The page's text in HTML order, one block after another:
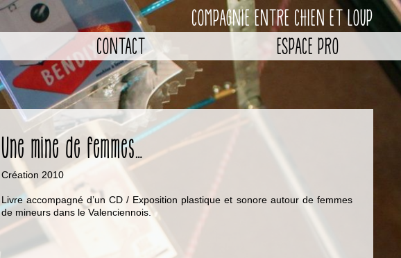
COMPAGNIE ENTRE CHIEN ET LOUP
CONTACT ESPACE PRO
Une mine de femmes…
Création 2010
Livre accompagné d’un CD / Exposition plastique et sonore autour de femmes
de mineurs dans le Valenciennois.